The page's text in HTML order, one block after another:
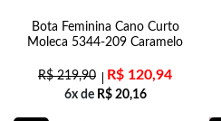
Bota Feminina Cano Curto
Moleca 5344-209 Caramelo
R$219,90 R$ 120,94
6x de R$20,16